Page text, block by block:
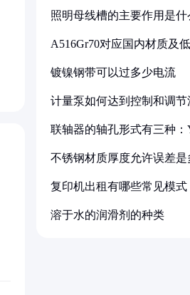
照明母线槽的主要作用是什
A516Gr70对应国内材质及
镀镍钢带可以过多少电流
计量泵如何达到控制和调节
联轴器的轴孔形式有三种：
不锈钢材质厚度允许误差是
复印机出租有哪些常见模式
溶于水的润滑剂的种类